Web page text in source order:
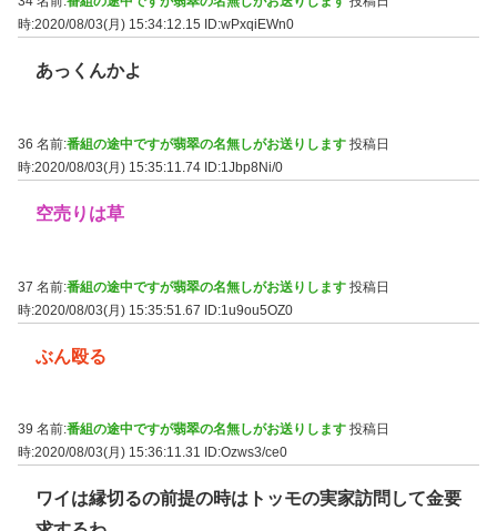
時:2020/08/03(月) 15:34:12.15
ID:wPxqiEWn0
あっくんかよ
36 名前:番組の途中ですが翡翠の名無しがお送りします 投稿日
時:2020/08/03(月) 15:35:11.74 ID:1Jbp8Ni/0
空売りは草
37 名前:番組の途中ですが翡翠の名無しがお送りします 投稿日
時:2020/08/03(月) 15:35:51.67 ID:1u9ou5OZ0
ぶん殴る
39 名前:番組の途中ですが翡翠の名無しがお送りします 投稿日
時:2020/08/03(月) 15:36:11.31
ID:Ozws3/ce0
ワイは縁切るの前提の時はトッモの実家訪問して金要